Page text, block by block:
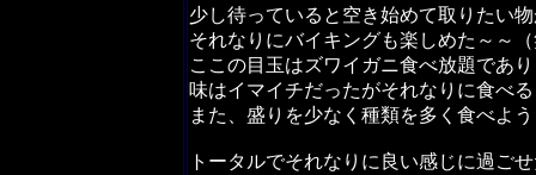
少し待っていると空き始めて取りたい
それなりにバイキングも楽しめた～～
ここの目玉はズワイガニ食べ放題であり
味はイマイチだったがそれなりに食べ
また、盛りを少なく種類を多く食べよ
トータルでそれなりに良い感じに過ご